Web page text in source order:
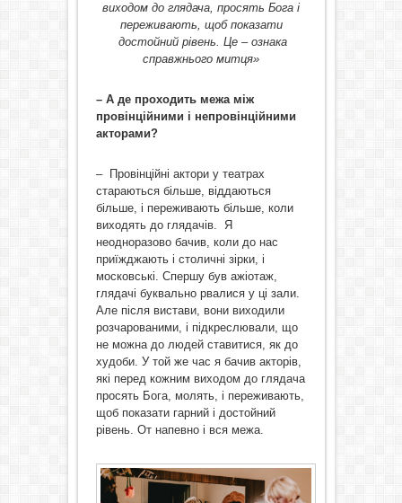
виходом до глядача, просять Бога і
переживають, щоб показати
достойний рівень. Це – ознака
справжнього митця»
– А де проходить межа між
провінційними і непровінційними
акторами?
– Провінційні актори у театрах
стараються більше, віддаються
більше, і переживають більше, коли
виходять до глядачів. Я
неодноразово бачив, коли до нас
приїжджають і столичні зірки, і
московські. Спершу був ажіотаж,
глядачі буквально рвалися у ці зали.
Але після вистави, вони виходили
розчарованими, і підкреслювали, що
не можна до людей ставитися, як до
худоби. У той же час я бачив акторів,
які перед кожним виходом до глядача
просять Бога, молять, і переживають,
щоб показати гарний і достойний
рівень. От напевно і вся межа.